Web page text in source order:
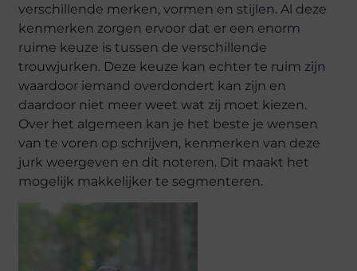
verschillende merken, vormen en stijlen. Al deze
kenmerken zorgen ervoor dat er een enorm
ruime keuze is tussen de verschillende
trouwjurken. Deze keuze kan echter te ruim zijn
waardoor iemand overdondert kan zijn en
daardoor niet meer weet wat zij moet kiezen.
Over het algemeen kan je het beste je wensen
van te voren op schrijven, kenmerken van deze
jurk weergeven en dit noteren. Dit maakt het
mogelijk makkelijker te segmenteren.